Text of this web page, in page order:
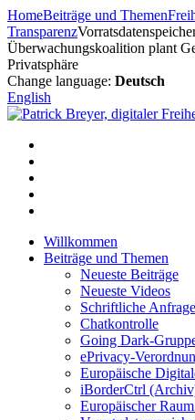
Zum
Inhalt
springen
HomeBeiträge und Themen
Transparenz
Überwachungskoalition plant
Privatsphäre
Change language: Deutsch
English
Willkommen
Beiträge und Themen
Neueste Beiträge
Neueste Videos
Schriftliche
Chatkontrolle
Going Dark-
ePrivacy-
Europäische
iBorderCtrl
Europäischer